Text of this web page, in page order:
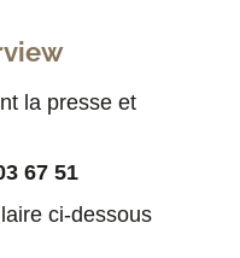
la presse et
67 51
ci-dessous